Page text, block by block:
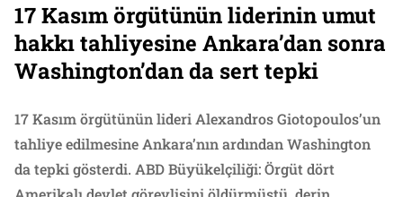
17 Kasım örgütünün liderinin umut
hakkı tahliyesine Ankara’dan sonra
Washington’dan da sert tepki
17 Kasım örgütünün lideri Alexandros Giotopoulos’un
tahliye edilmesine Ankara’nın ardından Washington
da tepki gösterdi. ABD Büyükelçiliği: Örgüt dört